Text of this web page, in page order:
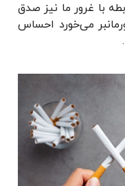
با غرور ما نیز صدق
بر می‌خورد احساس